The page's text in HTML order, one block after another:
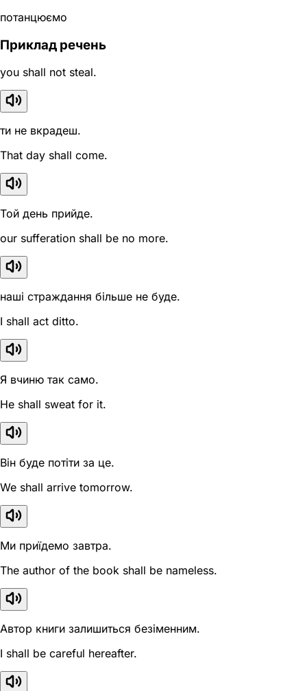
потанцюємо
Приклад речень
you shall not steal.
ти не вкрадеш.
That day shall come.
Той день прийде.
our sufferation shall be no more.
наші страждання більше не буде.
I shall act ditto.
Я вчиню так само.
He shall sweat for it.
Він буде потіти за це.
We shall arrive tomorrow.
Ми приїдемо завтра.
The author of the book shall be nameless.
Автор книги залишиться безіменним.
I shall be careful hereafter.